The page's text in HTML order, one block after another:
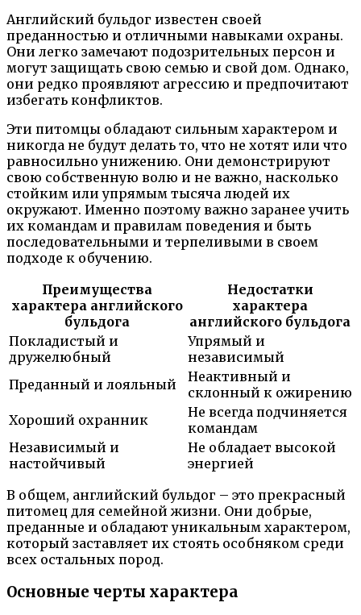
Английский бульдог известен своей
преданностью и отличными навыками охраны.
Они легко замечают подозрительных персон и
могут защищать свою семью и свой дом. Однако,
они редко проявляют агрессию и предпочитают
избегать конфликтов.
Эти питомцы обладают сильным характером и
никогда не будут делать то, что не хотят или что
равносильно унижению. Они демонстрируют
свою собственную волю и не важно, насколько
стойким или упрямым тысяча людей их
окружают. Именно поэтому важно заранее учить
их командам и правилам поведения и быть
последовательными и терпеливыми в своем
подходе к обучению.
Преимущества
характера английского
бульдога
Недостатки
характера
английского бульдога
Покладистый и
дружелюбный
Упрямый и
независимый
Преданный и лояльный
Неактивный и
склонный к ожирению
Хороший охранник
Не всегда подчиняется
командам
Независимый и
настойчивый
Не обладает высокой
энергией
В общем, английский бульдог – это прекрасный
питомец для семейной жизни. Они добрые,
преданные и обладают уникальным характером,
который заставляет их стоять особняком среди
всех остальных пород.
Основные черты характера